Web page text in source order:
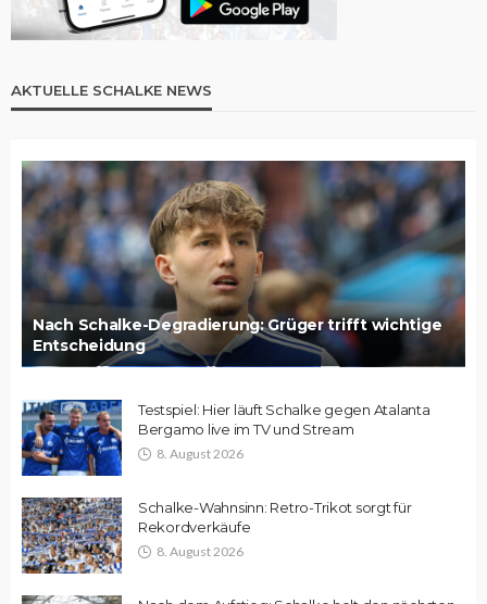
AKTUELLE SCHALKE NEWS
Nach Schalke-Degradierung: Grüger trifft wichtige
Entscheidung
Testspiel: Hier läuft Schalke gegen Atalanta
Bergamo live im TV und Stream
8. August 2026
Schalke-Wahnsinn: Retro-Trikot sorgt für
Rekordverkäufe
8. August 2026